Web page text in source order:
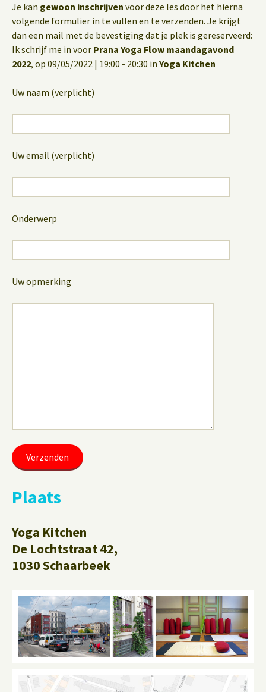
Je kan gewoon inschrijven voor deze les door het hierna
volgende formulier in te vullen en te verzenden. Je krijgt
dan een mail met de bevestiging dat je plek is gereserveerd:
Ik schrijf me in voor Prana Yoga Flow maandagavond
2022, op 09/05/2022 | 19:00 - 20:30 in Yoga Kitchen
Uw naam (verplicht)
Uw email (verplicht)
Onderwerp
Uw opmerking
Plaats
Yoga Kitchen
De Lochtstraat 42,
1030 Schaarbeek